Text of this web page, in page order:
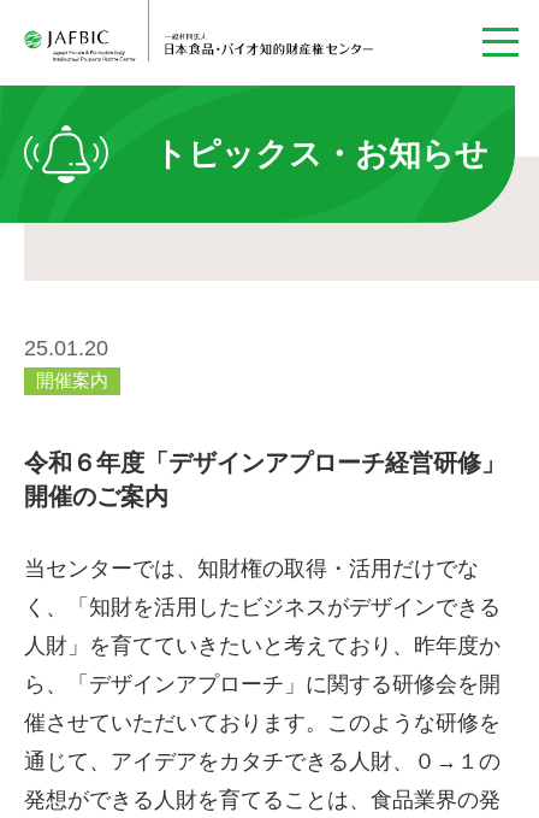
トピックス・お知らせ
25.01.20
開催案内
令和６年度「デザインアプローチ経営研修」
開催のご案内
当センターでは、知財権の取得・活用だけでな
く、「知財を活用したビジネスがデザインできる
人財」を育てていきたいと考えており、昨年度か
ら、「デザインアプローチ」に関する研修会を開
催させていただいております。このような研修を
通じて、アイデアをカタチできる人財、０→１の
発想ができる人財を育てることは、食品業界の発